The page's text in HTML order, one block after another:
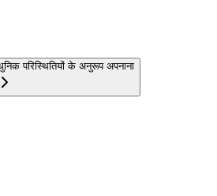
परिस्थितियों के अनुरूप अपनाना